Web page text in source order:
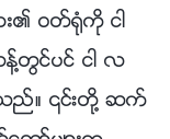
း၏ ဝတ္႐ုံကို ငါ
ြင္ပင္ ငါ လ
သည္။ ၎တို႔ ဆက္